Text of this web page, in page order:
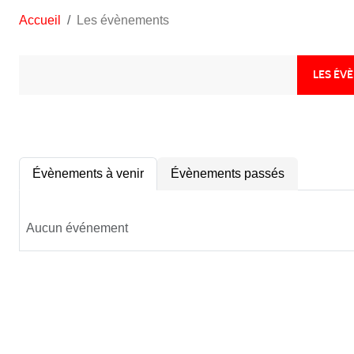
Accueil Les évènements
LES
Évènements à venir Évènements passés
Aucun événement